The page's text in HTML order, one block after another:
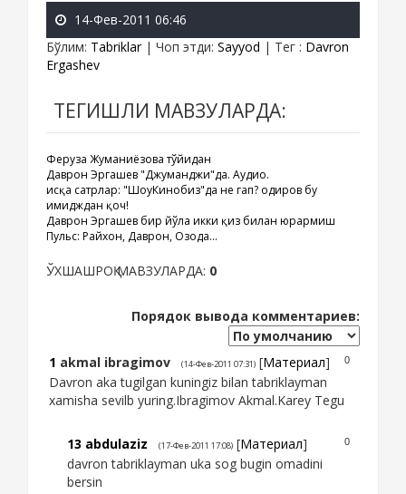
14-Фев-2011 06:46
Бўлим: Tabriklar| Чоп этди: Sayyod | Тег : Davron
Ergashev
ТЕГИШЛИ МАВЗУЛАРДА:
Феруза Жуманиёзова тўйидан
Даврон Эргашев "Джуманджи"да. Аудио.
Қисқа сатрлар: "ШоуКинобиз"да не гап? Қодиров бу
имидждан қоч!
Даврон Эргашев бир йўла икки қиз билан юрармиш
Пульс: Райхон, Даврон, Озода...
ЎХШАШРОҚ МАВЗУЛАРДА: 0
Порядок вывода комментариев:
0
1 akmal ibragimov (14-Фев-2011 07:31) [Материал]
Davron aka tugilgan kuningiz bilan tabriklayman
xamisha sevilb yuring.Ibragimov Akmal.Karey Tegu
0
13 abdulaziz (17-Фев-2011 17:08) [Материал]
davron tabriklayman uka sog bugin omadini
bersin